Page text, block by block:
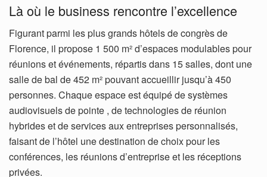
Là où le business rencontre l’excellence
Figurant parmi les plus grands hôtels de congrès de
Florence, il propose 1 500 m² d’espaces modulables pour
réunions et événements, répartis dans 15 salles, dont une
salle de bal de 452 m² pouvant accueillir jusqu’à 450
personnes. Chaque espace est équipé de systèmes
audiovisuels de pointe , de technologies de réunion
hybrides et de services aux entreprises personnalisés,
faisant de l’hôtel une destination de choix pour les
conférences, les réunions d’entreprise et les réceptions
privées.